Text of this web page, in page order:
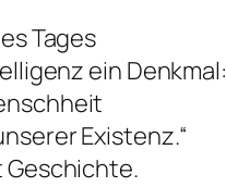
Tages
ein Denkmal:
Existenz.“
Geschichte.